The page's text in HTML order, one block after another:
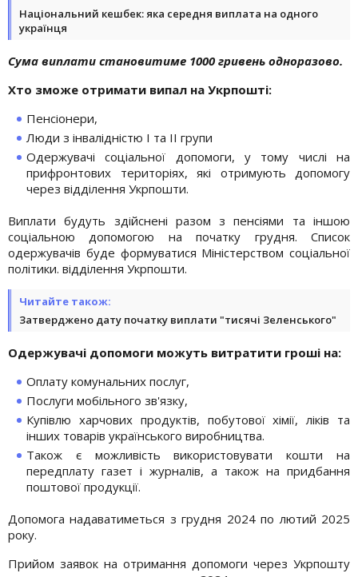
Національний кешбек: яка середня виплата на одного
українця
Сума виплати становитиме 1000 гривень одноразово.
Хто зможе отримати випал на Укрпошті:
Пенсіонери,
Люди з інвалідністю І та ІІ групи
Одержувачі соціальної допомоги, у тому числі на
прифронтових територіях, які отримують допомогу
через відділення Укрпошти.
Виплати будуть здійснені разом з пенсіями та іншою
соціальною допомогою на початку грудня. Список
одержувачів буде формуватися Міністерством соціальної
політики. відділення Укрпошти.
Читайте також:
Затверджено дату початку виплати "тисячі Зеленського"
Одержувачі допомоги можуть витратити гроші на:
Оплату комунальних послуг,
Послуги мобільного зв'язку,
Купівлю харчових продуктів, побутової хімії, ліків та
інших товарів українського виробництва.
Також є можливість використовувати кошти на
передплату газет і журналів, а також на придбання
поштової продукції.
Допомога надаватиметься з грудня 2024 по лютий 2025
року.
Прийом заявок на отримання допомоги через Укрпошту